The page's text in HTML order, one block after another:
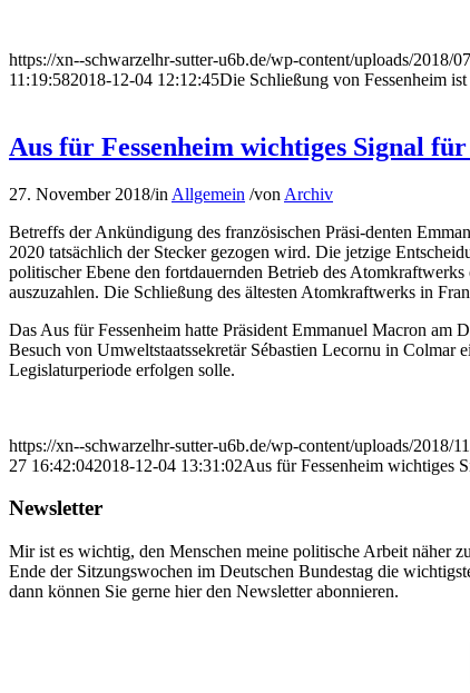
https://xn--schwarzelhr-sutter-u6b.de/wp-content/uploads/2018/
11:19:582018-12-04 12:12:45Die Schließung von Fessenheim
Aus für Fessenheim wichtiges Signal
27. November 2018/in Allgemein /von Archiv
Betreffs der Ankündigung des französischen Präsi-denten
2020 tatsächlich der Stecker gezogen wird. Die jetzige
politischer Ebene den fortdauernden Betrieb des
auszuzahlen. Die Schließung des ältesten Atomkraftwerks in
Das Aus für Fessenheim hatte Präsident Emmanuel Macron am
Besuch von Umweltstaatssekretär Sébastien Lecornu in Colmar
Legislaturperiode erfolgen solle.
https://xn--schwarzelhr-sutter-u6b.de/wp-content/uploads/2018/
27 16:42:042018-12-04 13:31:02Aus für Fessenheim wichtiges
Newsletter
Mir ist es wichtig, den Menschen meine politische Arbeit näher
Ende der Sitzungswochen im Deutschen Bundestag die
dann können Sie gerne hier den Newsletter abonnieren.